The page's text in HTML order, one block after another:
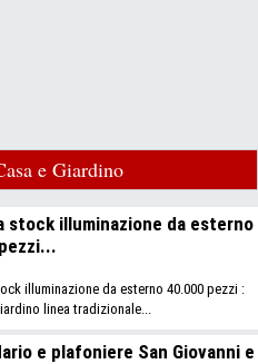
e Giardino
stock illuminazione da esterno
illuminazione da esterno 40.000 pezzi :
linea tradizionale...
e plafoniere San Giovanni e